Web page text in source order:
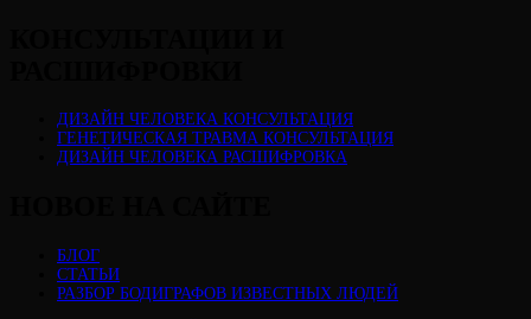
ДИЗАЙН ЧЕЛОВЕКА КОНСУЛЬТАЦИЯ
ГЕНЕТИЧЕСКАЯ ТРАВМА КОНСУЛЬТАЦИЯ
ДИЗАЙН ЧЕЛОВЕКА РАСШИФРОВКА
БЛОГ
СТАТЬИ
РАЗБОР БОДИГРАФОВ ИЗВЕСТНЫХ ЛЮДЕЙ